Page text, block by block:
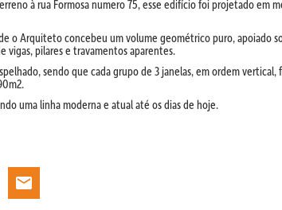
à rua Formosa numero 75, esse edifício foi projetado em
o Arquiteto concebeu um volume geométrico puro, apoiado
vigas, pilares e travamentos aparentes.
sendo que cada grupo de 3 janelas, em ordem
uma linha moderna e atual até os dias de hoje.